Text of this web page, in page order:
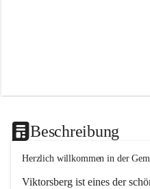
Beschreibung
Herzlich willkommen in der
Viktorsberg ist eines der